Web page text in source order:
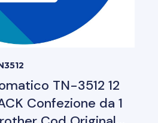
TN-3512 12
Confezione da 1